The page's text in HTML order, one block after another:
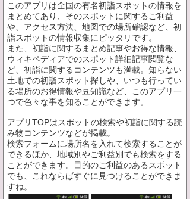
このアプリは全国の有名初詣スポットの情報を
まとめてあり、そのスポットに関するご利益
や、アクセス方法、地図での場所確認など、初
詣スポットの情報収集にピッタリです。
また、初詣に関するまとめ記事やお得な情報、
ウィキペディアでのスポット詳細記事閲覧な
ど、初詣に関するコンテンツも満載。知らない
土地での初詣スポット探しや、いつも行ってい
る場所のお得情報や豆知識など、このアプリ一
つで色々な事を知ることができます。
アプリTOPはスポットの検索や初詣に関する読
み物コンテンツなどが掲載。
検索フォームに場所名を入れて検索することが
できるほか、地域別やご利益別でも検索をする
ことができます。目的のご利益のあるスポット
でも、これならばすぐに見つけることができま
すね。